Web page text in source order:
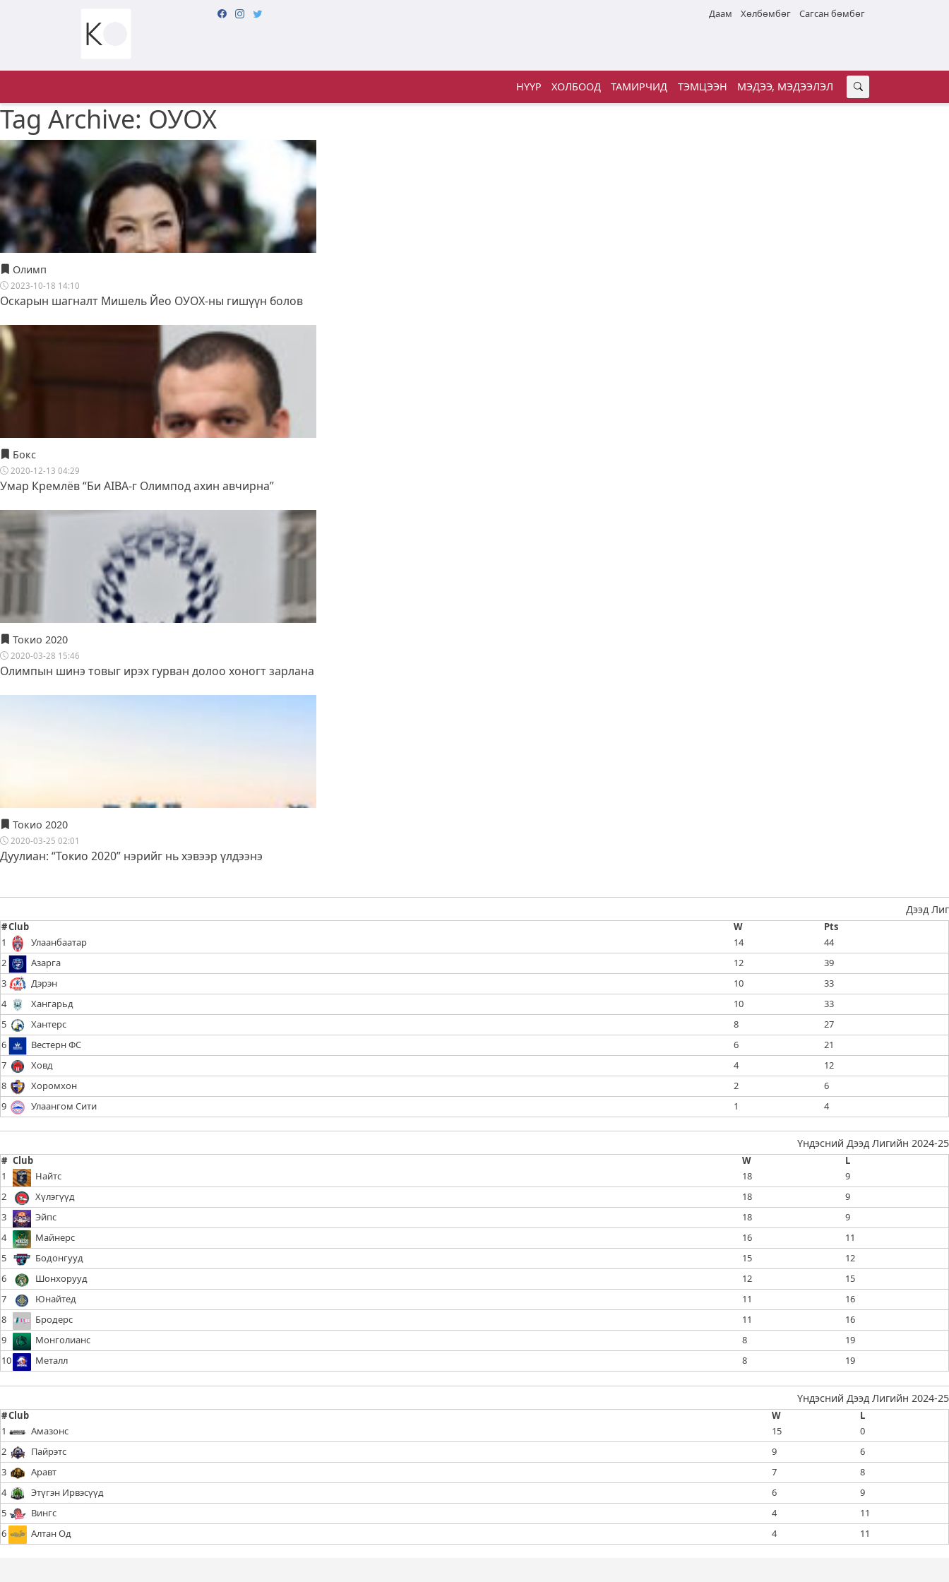
Даам Хөлбөмбөг Сагсан бөмбөг
НҮҮР ХОЛБООД ТАМИРЧИД ТЭМЦЭЭН МЭДЭЭ, МЭДЭЭЛЭЛ
Tag Archive: ОУОХ
Олимп
2023-10-18 14:10
Оскарын шагналт Мишель Йео ОУОХ-ны гишүүн болов
Бокс
2020-12-13 04:29
Умар Кремлёв “Би AIBA-г Олимпод ахин авчирна”
Токио 2020
2020-03-28 15:46
Олимпын шинэ товыг ирэх гурван долоо хоногт зарлана
Токио 2020
2020-03-25 02:01
Дуулиан: “Токио 2020” нэрийг нь хэвээр үлдээнэ
Дээд Лиг
#Club W
Pts
1
Улаанбаатар 14
44
2
Азарга 12
39
3
Дэрэн 10
33
4
Хангарьд 10
33
5
Хантерс 8
27
6
Вестерн ФС 6
21
7
Ховд 4
12
8
Хоромхон 2
6
9
Улаангом Сити 1 4
Үндэсний Дээд Лигийн 2024-25
# Club W
L
1
Найтс 18
9
2
Хүлэгүүд 18
9
3
Эйпс 18
9
4
Майнерс 16
11
5
Бодонгууд 15
12
6
Шонхорууд 12
15
7
Юнайтед 11
16
8
Бродерс 11
16
9
Монголианс 8
19
10
Металл 8 19
Үндэсний Дээд Лигийн 2024-25
#Club W
L
1
Амазонс 15
0
2
Пайрэтс 9
6
3
Аравт 7
8
4
Этүгэн Ирвэсүүд 6
9
5
Вингс 4
11
6
Алтан Од 4 11